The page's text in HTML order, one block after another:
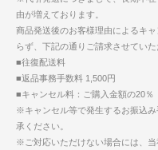
由が増えております。
商品発送後のお客様理由によるキ
らず、下記の通りご請求させていた
■往復配送料
■返品事務手数料 1,500円
■キャンセル料：ご購入金額の20％
※キャンセル等で発生するお振込
承ください。
※ご対応いただけない場合には、